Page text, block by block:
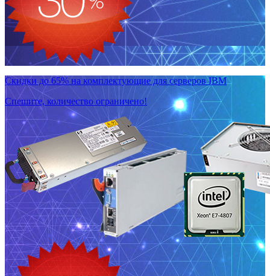
Скидки до 65% на комплектующие для серверов IBM
Спешите, количество ограничено!